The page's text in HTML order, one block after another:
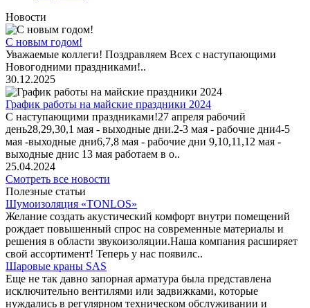
Новости
С новым годом!
Уважаемые коллеги! Поздравляем Всех с наступающими
Новогодними праздниками!..
30.12.2025
График работы на майские праздники 2024
С наступающими праздниками!27 апреля рабочий
день28,29,30,1 мая - выходные дни.2-3 мая - рабочие дни4-5
мая -выходные дни6,7,8 мая - рабочие дни 9,10,11,12 мая -
выходные днис 13 мая работаем в о..
25.04.2024
Смотреть все новости
Полезные статьи
Шумоизоляция «TONLOS»
Желание создать акустический комфорт внутри помещений
рождает повышенный спрос на современные материалы и
решения в области звукоизоляции.Наша компания расширяет
свой ассортимент! Теперь у нас появилс..
Шаровые краны SAS
Еще не так давно запорная арматура была представлена
исключительно вентилями или задвижками, которые
нуждались в регулярном техническом обслуживании и